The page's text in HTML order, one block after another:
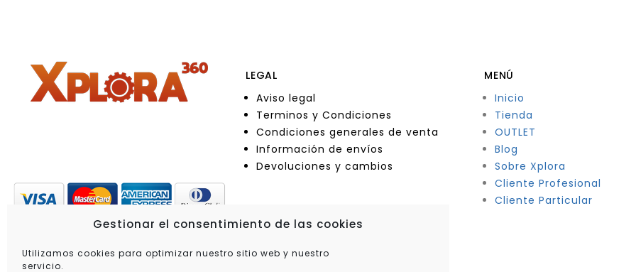
Gestionar el consentimiento de las cookies
Utilizamos cookies para optimizar nuestro sitio web y nuestro
servicio.
LEGAL
Aviso legal
Terminos y Condiciones
Condiciones generales de venta
Información de envíos
Devoluciones y cambios
MENÚ
Inicio
Tienda
OUTLET
Blog
Sobre Xplora
Cliente Profesional
Cliente Particular